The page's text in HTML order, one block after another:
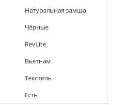
Натуральная замша
Чёрные
RevLite
Вьетнам
Текстиль
Есть